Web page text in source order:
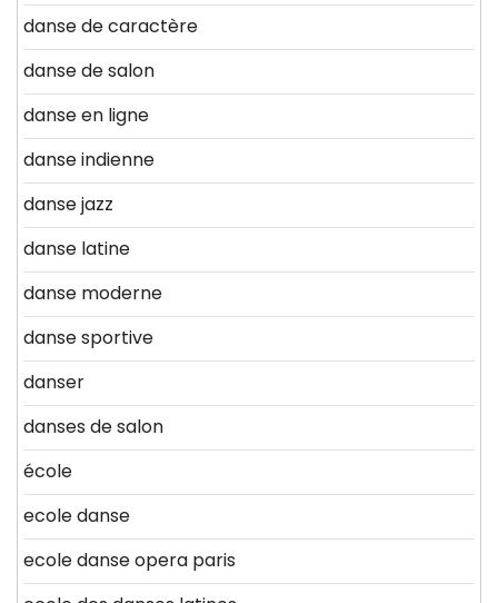
danse de caractère
danse de salon
danse en ligne
danse indienne
danse jazz
danse latine
danse moderne
danse sportive
danser
danses de salon
école
ecole danse
ecole danse opera paris